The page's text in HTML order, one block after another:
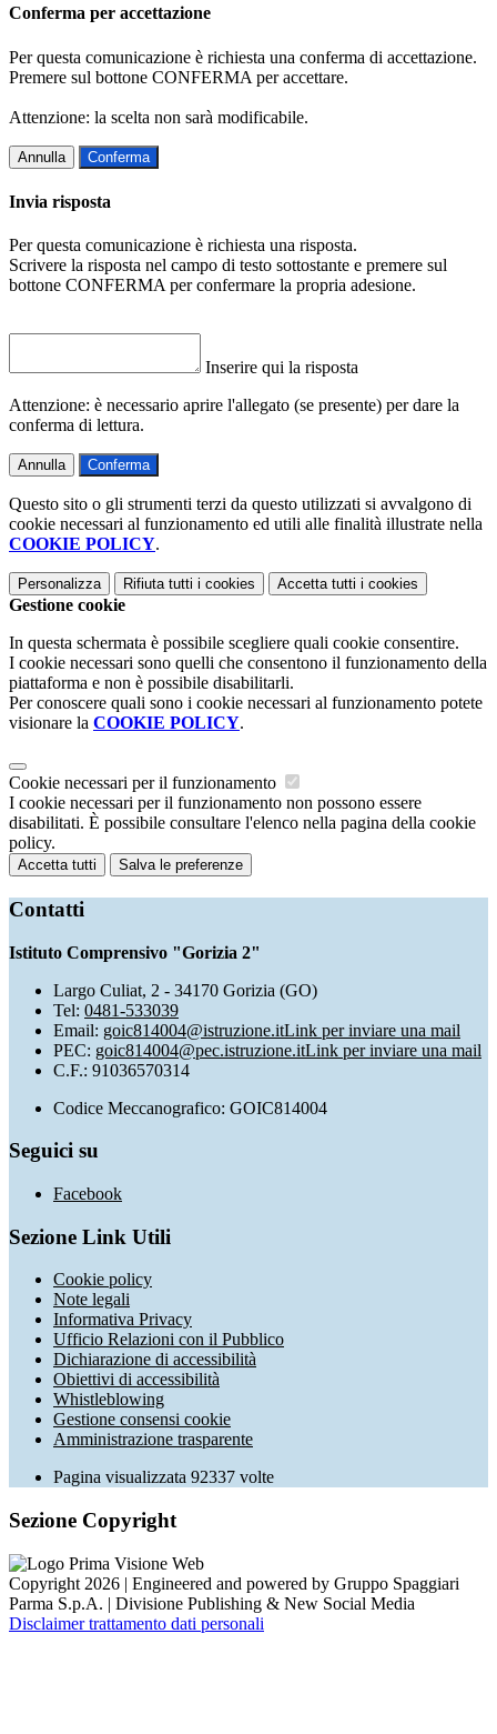
Conferma per accettazione
Per questa comunicazione è richiesta una conferma di accettazione.
Premere sul bottone CONFERMA per accettare.
Attenzione: la scelta non sarà modificabile.
Annulla Conferma
Invia risposta
Per questa comunicazione è richiesta una risposta.
Scrivere la risposta nel campo di testo sottostante e premere sul
bottone CONFERMA per confermare la propria adesione.
Inserire qui la risposta
Attenzione: è necessario aprire l'allegato (se presente) per dare la
conferma di lettura.
Annulla Conferma
Questo sito o gli strumenti terzi da questo utilizzati si avvalgono di
cookie necessari al funzionamento ed utili alle finalità illustrate nella
COOKIE POLICY.
Personalizza Rifiuta tutti i cookies Accetta tutti i cookies
Gestione cookie
In questa schermata è possibile scegliere quali cookie consentire.
I cookie necessari sono quelli che consentono il funzionamento della
piattaforma e non è possibile disabilitarli.
Per conoscere quali sono i cookie necessari al funzionamento potete
visionare la COOKIE POLICY.
Cookie necessari per il funzionamento
I cookie necessari per il funzionamento non possono essere
disabilitati. È possibile consultare l'elenco nella pagina della cookie
policy.
Accetta tutti Salva le preferenze
Contatti
Istituto Comprensivo "Gorizia 2"
Largo Culiat, 2 - 34170 Gorizia (GO)
Tel: 0481-533039
Email: goic814004@istruzione.itLink per inviare una mail
PEC: goic814004@pec.istruzione.itLink per inviare una mail
C.F.: 91036570314
Codice Meccanografico: GOIC814004
Seguici su
Facebook
Sezione Link Utili
Cookie policy
Note legali
Informativa Privacy
Ufficio Relazioni con il Pubblico
Dichiarazione di accessibilità
Obiettivi di accessibilità
Whistleblowing
Gestione consensi cookie
Amministrazione trasparente
Pagina visualizzata 92337 volte
Sezione Copyright
Copyright 2026 | Engineered and powered by Gruppo Spaggiari
Parma S.p.A. | Divisione Publishing & New Social Media
Disclaimer trattamento dati personali